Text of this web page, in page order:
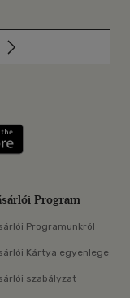
meg: Google
Program
Programunkról
Kártya egyenlege
szabályzat